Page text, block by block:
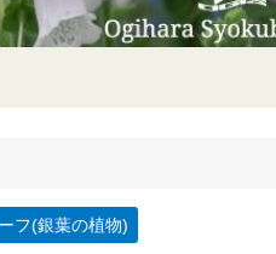
フ(銀葉の植物)